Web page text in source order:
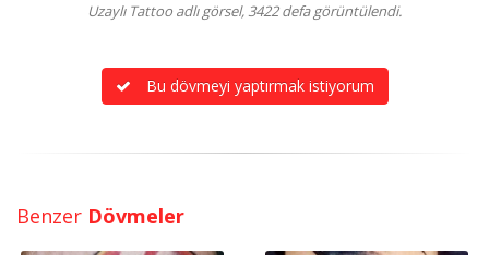
Uzaylı Tattoo adlı görsel, 3422 defa görüntülendi.
Bu dövmeyi yaptırmak istiyorum
Benzer Dövmeler